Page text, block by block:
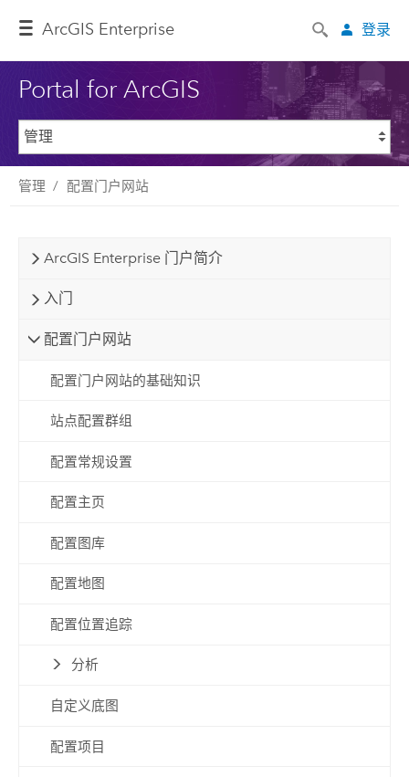
ArcGIS Enterprise 登录
Portal for ArcGIS
管理 配置门户网站
ArcGIS Enterprise 门户简介
入门
配置门户网站
配置门户网站的基础知识
站点配置群组
配置常规设置
配置主页
配置图库
配置地图
配置位置追踪
分析
自定义底图
配置项目